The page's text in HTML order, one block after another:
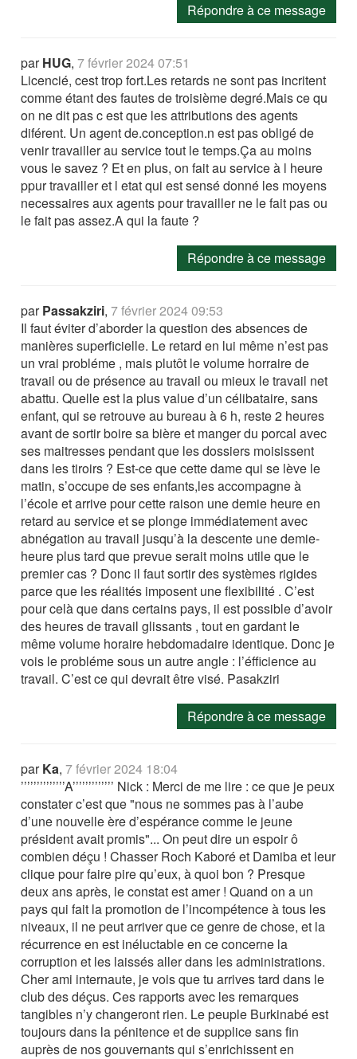
Répondre à ce message
parHUG,7 février 2024 07:51
Licencié, cest trop fort.Les retards ne sont pas incritent
comme étant des fautes de troisième degré.Mais ce qu
on ne dit pas c est que les attributions des agents
diférent. Un agent de.conception.n est pas obligé de
venir travailler au service tout le temps.Ça au moins
vous le savez ? Et en plus, on fait au service à l heure
ppur travailler et l etat qui est sensé donné les moyens
necessaires aux agents pour travailler ne le fait pas ou
le fait pas assez.A qui la faute ?
Répondre à ce message
parPassakziri,7 février 2024 09:53
Il faut éviter d’aborder la question des absences de
manières superficielle. Le retard en lui même n’est pas
un vrai probléme , mais plutôt le volume horraire de
travail ou de présence au travail ou mieux le travail net
abattu. Quelle est la plus value d’un célibataire, sans
enfant, qui se retrouve au bureau à 6 h, reste 2 heures
avant de sortir boire sa bière et manger du porcal avec
ses maitresses pendant que les dossiers moisissent
dans les tiroirs ? Est-ce que cette dame qui se lève le
matin, s’occupe de ses enfants,les accompagne à
l’école et arrive pour cette raison une demie heure en
retard au service et se plonge immédiatement avec
abnégation au travail jusqu’à la descente une demie-
heure plus tard que prevue serait moins utile que le
premier cas ? Donc il faut sortir des systèmes rigides
parce que les réalités imposent une flexibilité . C’est
pour celà que dans certains pays, il est possible d’avoir
des heures de travail glissants , tout en gardant le
même volume horaire hebdomadaire identique. Donc je
vois le probléme sous un autre angle : l’éfficience au
travail. C’est ce qui devrait être visé. Pasakziri
Répondre à ce message
parKa,7 février 2024 18:04
’’’’’’’’’’’’’’A’’’’’’’’’’’’’ Nick : Merci de me lire : ce que je peux
constater c’est que "nous ne sommes pas à l’aube
d’une nouvelle ère d’espérance comme le jeune
président avait promis"... On peut dire un espoir ô
combien déçu ! Chasser Roch Kaboré et Damiba et leur
clique pour faire pire qu’eux, à quoi bon ? Presque
deux ans après, le constat est amer ! Quand on a un
pays qui fait la promotion de l’incompétence à tous les
niveaux, il ne peut arriver que ce genre de chose, et la
récurrence en est inéluctable en ce concerne la
corruption et les laissés aller dans les administrations.
Cher ami internaute, je vois que tu arrives tard dans le
club des déçus. Ces rapports avec les remarques
tangibles n’y changeront rien. Le peuple Burkinabé est
toujours dans la pénitence et de supplice sans fin
auprès de nos gouvernants qui s’enrichissent en